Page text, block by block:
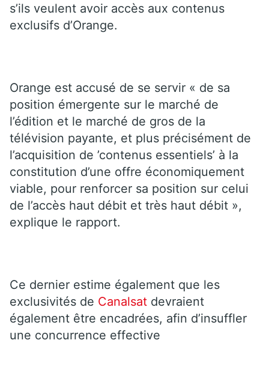
s’ils veulent avoir accès aux contenus
exclusifs d’Orange.
Orange est accusé de se servir « de sa
position émergente sur le marché de
l’édition et le marché de gros de la
télévision payante, et plus précisément de
l’acquisition de ’contenus essentiels’ à la
constitution d’une offre économiquement
viable, pour renforcer sa position sur celui
de l’accès haut débit et très haut débit »,
explique le rapport.
Ce dernier estime également que les
exclusivités de Canalsat devraient
également être encadrées, afin d’insuffler
une concurrence effective